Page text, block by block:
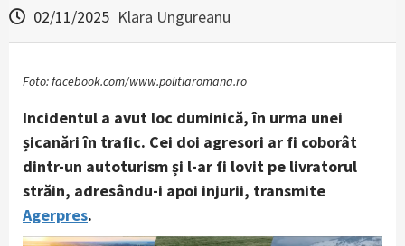
02/11/2025 Klara Ungureanu
Foto: facebook.com/www.politiaromana.ro
Incidentul a avut loc duminică, în urma unei
șicanări în trafic. Cei doi agresori ar fi coborât
dintr-un autoturism și l-ar fi lovit pe livratorul
străin, adresându-i apoi injurii, transmite
Agerpres.